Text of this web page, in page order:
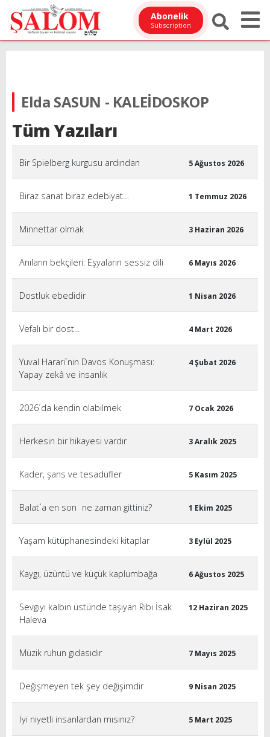
Abonelik
Subscription
Elda SASUN - KALEİDOSKOP
Tüm Yazıları
Bir Spielberg kurgusu ardından 5 Ağustos 2026
Biraz sanat biraz edebiyat… 1 Temmuz 2026
Minnettar olmak 3 Haziran 2026
Anıların bekçileri: Eşyaların sessiz dili 6 Mayıs 2026
Dostluk ebedidir 1 Nisan 2026
Vefalı bir dost... 4 Mart 2026
Yuval Harari´nin Davos Konuşması:
Yapay zekâ ve insanlık
4 Şubat 2026
2026´da kendin olabilmek 7 Ocak 2026
Herkesin bir hikayesi vardır 3 Aralık 2025
Kader, şans ve tesadüfler 5 Kasım 2025
Balat´a en son ne zaman gittiniz? 1 Ekim 2025
Yaşam kütüphanesindeki kitaplar 3 Eylül 2025
Kaygı, üzüntü ve küçük kaplumbağa 6 Ağustos 2025
Sevgiyi kalbin üstünde taşıyan Ribi İsak
Haleva
12 Haziran 2025
Müzik ruhun gıdasıdır 7 Mayıs 2025
Değişmeyen tek şey değişimdir 9 Nisan 2025
İyi niyetli insanlardan mısınız? 5 Mart 2025